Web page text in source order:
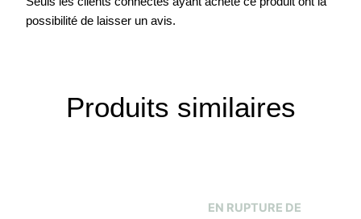
possibilité de laisser un avis.
Produits similaires
EN RUPTURE DE